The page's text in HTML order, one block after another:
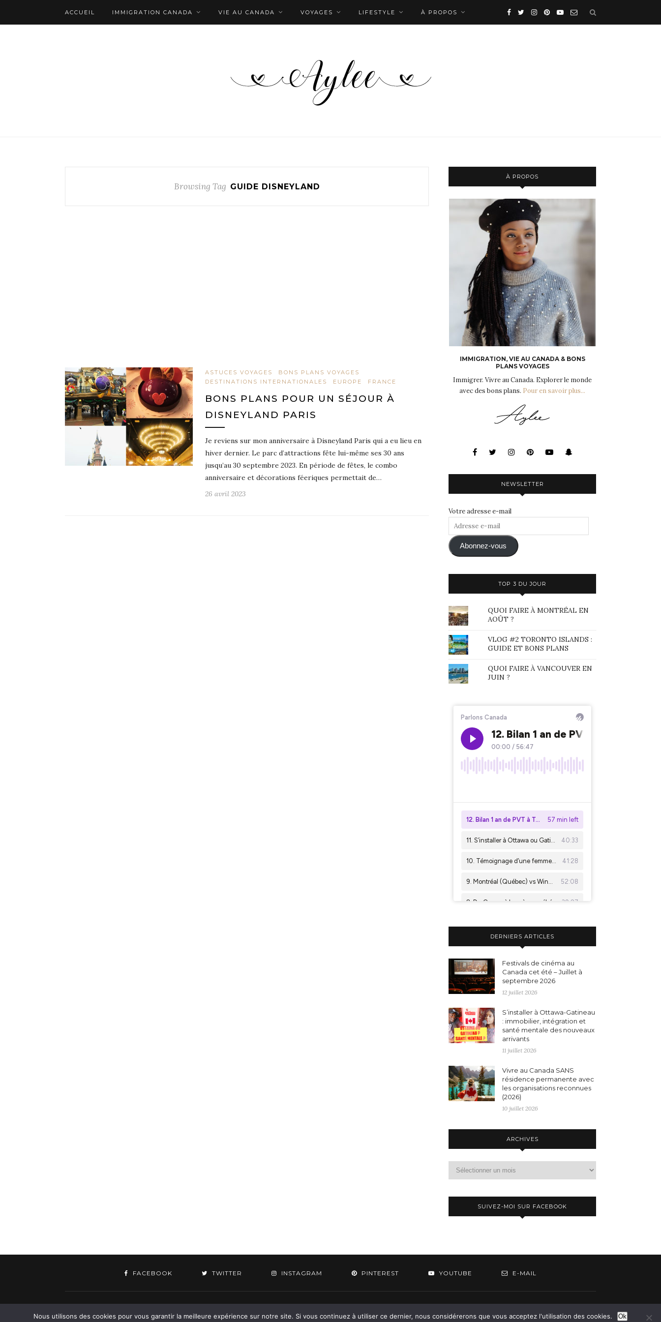
ACCUEIL IMMIGRATION CANADA VIE AU CANADA VOYAGES LIFESTYLE À PROPOS
Browsing Tag GUIDE DISNEYLAND
ASTUCES VOYAGES
BONS PLANS VOYAGES
DESTINATIONS INTERNATIONALES
EUROPE FRANCE
BONS PLANS POUR UN SÉJOUR À
DISNEYLAND PARIS
Je reviens sur mon anniversaire à Disneyland Paris qui a eu lieu en
hiver dernier. Le parc d’attractions fête lui-même ses 30 ans
jusqu’au 30 septembre 2023. En période de fêtes, le combo
anniversaire et décorations féeriques permettait de…
26 avril 2023
À PROPOS
IMMIGRATION, VIE AU CANADA & BONS
PLANS VOYAGES
Immigrer. Vivre au Canada. Explorer le monde
avec des bons plans. Pour en savoir plus...
NEWSLETTER
Votre adresse e-mail
Adresse
mail Abonnez-vous
TOP 3 DU JOUR
QUOI FAIRE À MONTRÉAL EN
AOÛT ?
VLOG #2 TORONTO ISLANDS :
GUIDE ET BONS PLANS
QUOI FAIRE À VANCOUVER EN
JUIN ?
DERNIERS ARTICLES
Festivals de cinéma au
Canada cet été – Juillet à
septembre 2026
12 juillet 2026
S’installer à Ottawa-Gatineau
: immobilier, intégration et
santé mentale des nouveaux
arrivants
11 juillet 2026
Vivre au Canada SANS
résidence permanente avec
les organisations reconnues
(2026)
10 juillet 2026
ARCHIVES
SUIVEZ-MOI SUR FACEBOOK
FACEBOOK TWITTER INSTAGRAM PINTEREST YOUTUBE E-MAIL
Nous utilisons des cookies pour vous garantir la meilleure expérience sur notre site. Si vous continuez à utiliser ce dernier, nous considérerons que vous acceptez l'utilisation des cookies. Ok